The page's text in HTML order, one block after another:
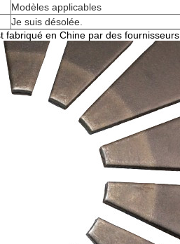
Modèles applicables
Je suis désolée.
en Chine par des fournisseurs.